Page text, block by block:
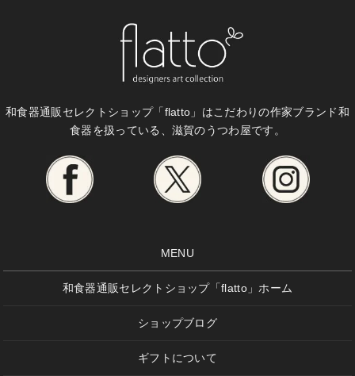
和食器通販セレクトショップ「flatto」はこだわりの作家ブランド和
食器を扱っている、滋賀のうつわ屋です。
MENU
和食器通販セレクトショップ「flatto」ホーム
ショップブログ
ギフトについて